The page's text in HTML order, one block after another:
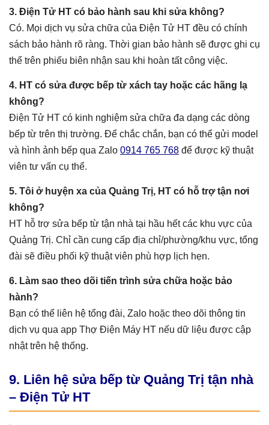
3. Điện Tử HT có bảo hành sau khi sửa không?
Có. Mọi dịch vụ sửa chữa của Điện Tử HT đều có chính
sách bảo hành rõ ràng. Thời gian bảo hành sẽ được ghi cụ
thể trên phiếu biên nhận sau khi hoàn tất công việc.
4. HT có sửa được bếp từ xách tay hoặc các hãng lạ
không?
Điện Tử HT có kinh nghiệm sửa chữa đa dạng các dòng
bếp từ trên thị trường. Để chắc chắn, bạn có thể gửi model
và hình ảnh bếp qua Zalo 0914 765 768 để được kỹ thuật
viên tư vấn cụ thể.
5. Tôi ở huyện xa của Quảng Trị, HT có hỗ trợ tận nơi
không?
HT hỗ trợ sửa bếp từ tận nhà tại hầu hết các khu vực của
Quảng Trị. Chỉ cần cung cấp địa chỉ/phường/khu vực, tổng
đài sẽ điều phối kỹ thuật viên phù hợp lịch hẹn.
6. Làm sao theo dõi tiến trình sửa chữa hoặc bảo
hành?
Bạn có thể liên hệ tổng đài, Zalo hoặc theo dõi thông tin
dịch vụ qua app Thợ Điện Máy HT nếu dữ liệu được cập
nhật trên hệ thống.
9. Liên hệ sửa bếp từ Quảng Trị tận nhà
– Điện Tử HT